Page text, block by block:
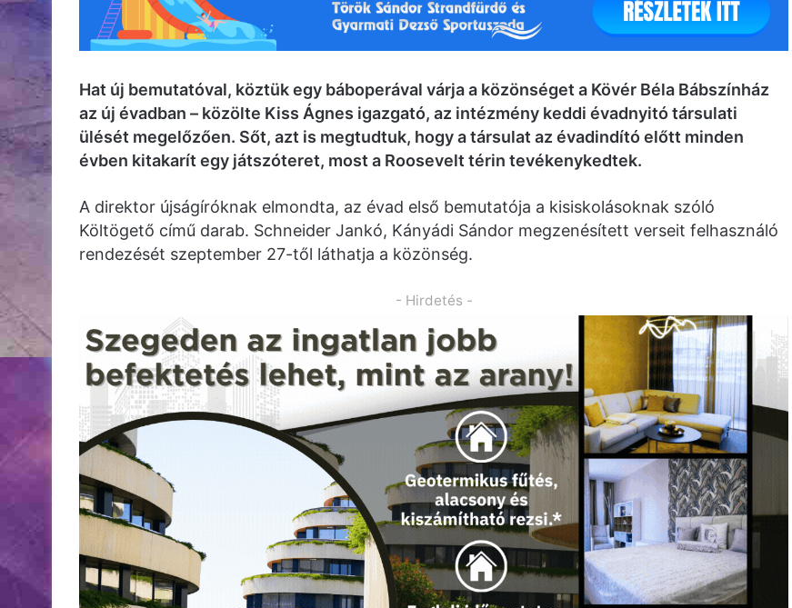
Hat új bemutatóval, köztük egy báboperával várja a közönséget a Kövér Béla Bábszínház
az új évadban – közölte Kiss Ágnes igazgató, az intézmény keddi évadnyitó társulati
ülését megelőzően. Sőt, azt is megtudtuk, hogy a társulat az évadindító előtt minden
évben kitakarít egy játszóteret, most a Roosevelt térin tevékenykedtek.
A direktor újságíróknak elmondta, az évad első bemutatója a kisiskolásoknak szóló
Költögető című darab. Schneider Jankó, Kányádi Sándor megzenésített verseit felhasználó
rendezését szeptember 27-től láthatja a közönség.
- Hirdetés -